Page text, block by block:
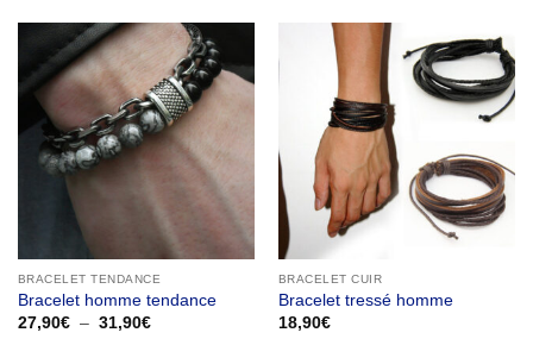
BRACELET TENDANCE
Bracelet homme tendance
27,90€ – 31,90€Plage
BRACELET CUIR
Bracelet tressé homme
18,90€